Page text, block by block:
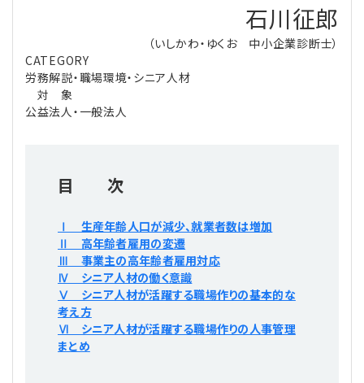
法改正-法人運営
電子帳簿保存法
カレンダー
NEWS・TOPIC・特報
【連載】会計相談室
【連載】公益法人運営実務の処方箋
【連載】公益法人会計検定試験一問一答
【連載】公益法人のための「新公益信託」活用戦略
【連載】採用・定着・育成のための人事戦略
【連載】事例に学ぶ立入検査で想定される指摘事項
【連載】シェアコモン200 誌上相談室
【連載】実務と税務のポイント
【連載】事務局だよりPLUS
【連載】テーマで紐解く逆引きガイドライン
公益・一般法人オンラインとは
登録案内
お問合せ
プライバシーポリシー
石川征郎
（いしかわ・ゆくお 中小企業診断士）
CATEGORY
労務解説・職場環境・シニア人材
対 象
公益法人・一般法人
目 次
Ⅰ 生産年齢人口が減少、就業者数は増加
Ⅱ 高年齢者雇用の変遷
Ⅲ 事業主の高年齢者雇用対応
Ⅳ シニア人材の働く意識
Ⅴ シニア人材が活躍する職場作りの基本的な
考え方
Ⅵ シニア人材が活躍する職場作りの人事管理
まとめ